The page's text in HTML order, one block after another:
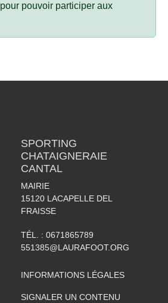
pour pouvoir participer aux
SPORTING
CHATAIGNERAIE
CANTAL
MAIRIE
15120 LACAPELLE DEL
FRAISSE
TÉL. : 0671865789
551385@LAURAFOOT.ORG
INFORMATIONS LÉGALES
SIGNALER UN CONTENU